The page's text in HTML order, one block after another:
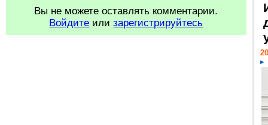
Вы не можете оставлять комментарии.
Войдите илизарегистрируйтесь